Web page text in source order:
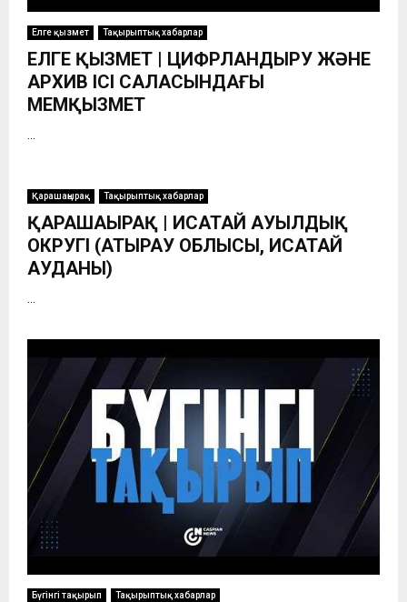
Елге қызмет Тақырыптық хабарлар
ЕЛГЕ ҚЫЗМЕТ | ЦИФРЛАНДЫРУ ЖӘНЕ
АРХИВ ІСІ САЛАСЫНДАҒЫ
МЕМҚЫЗМЕТ
...
Қарашаңырақ Тақырыптық хабарлар
ҚАРАШАҢЫРАҚ | ИСАТАЙ АУЫЛДЫҚ
ОКРУГІ (АТЫРАУ ОБЛЫСЫ, ИСАТАЙ
АУДАНЫ)
...
Бүгінгі тақырып Тақырыптық хабарлар